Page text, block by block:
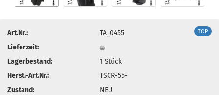
TOP
Art.Nr.:
TA_0455
Lieferzeit:
Lagerbestand:
1Stück
Herst.-Art.Nr.:
TSCR-55-
Zustand:
NEU